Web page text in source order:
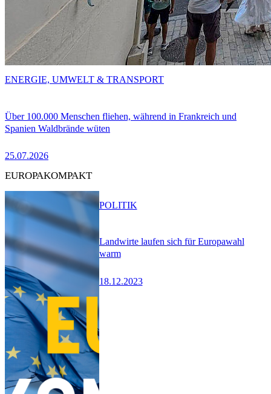
Über 100.000 Menschen fliehen, während in Frankreich und
Spanien Waldbrände wüten
25.07.2026
ENERGIE, UMWELT & TRANSPORT
EUROPAKOMPAKT
Landwirte laufen sich für Europawahl
warm
18.12.2023
POLITIK